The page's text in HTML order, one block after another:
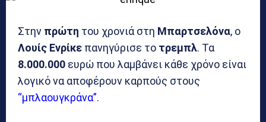
Στην πρώτη του χρονιά στη Μπαρτσελόνα, ο
Λουίς Ενρίκε πανηγύρισε το τρεμπλ. Τα
8.000.000 ευρώ που λαμβάνει κάθε χρόνο είναι
λογικό να αποφέρουν καρπούς στους
“μπλαουγκράνα”.